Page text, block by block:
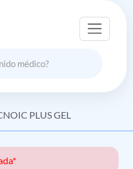
PLUS GEL